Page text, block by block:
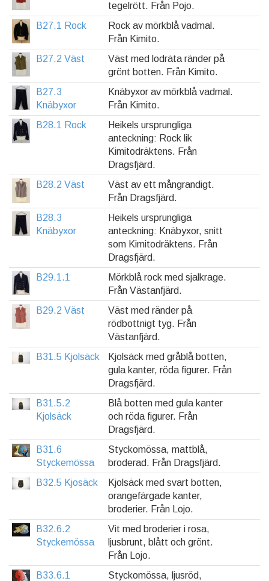
tegelrött. Från Pojo.
B27.1 Rock
Rock av mörkblå vadmal.
Från Kimito.
B27.2 Väst
Väst med lodräta ränder på
grönt botten. Från Kimito.
B27.3
Knäbyxor
Knäbyxor av mörkblå vadmal.
Från Kimito.
B28.1 Rock
Heikels ursprungliga
anteckning: Rock lik
Kimitodräktens. Från
Dragsfjärd.
B28.2 Väst
Väst av ett mångrandigt.
Från Dragsfjärd.
B28.3
Knäbyxor
Heikels ursprungliga
anteckning: Knäbyxor, snitt
som Kimitodräktens. Från
Dragsfjärd.
B29.1.1
Mörkblå rock med sjalkrage.
Från Västanfjärd.
B29.2 Väst
Väst med ränder på
rödbottnigt tyg. Från
Västanfjärd.
B31.5 Kjolsäck
Kjolsäck med gråblå botten,
gula kanter, röda figurer. Från
Dragsfjärd.
B31.5.2
Kjolsäck
Blå botten med gula kanter
och röda figurer. Från
Dragsfjärd.
B31.6
Styckemössa
Styckomössa, mattblå,
broderad. Från Dragsfjärd.
B32.5 Kjosäck
Kjolsäck med svart botten,
orangefärgade kanter,
broderier. Från Lojo.
B32.6.2
Styckemössa
Vit med broderier i rosa,
ljusbrunt, blått och grönt.
Från Lojo.
B33.6.1
Styckomössa, ljusröd,